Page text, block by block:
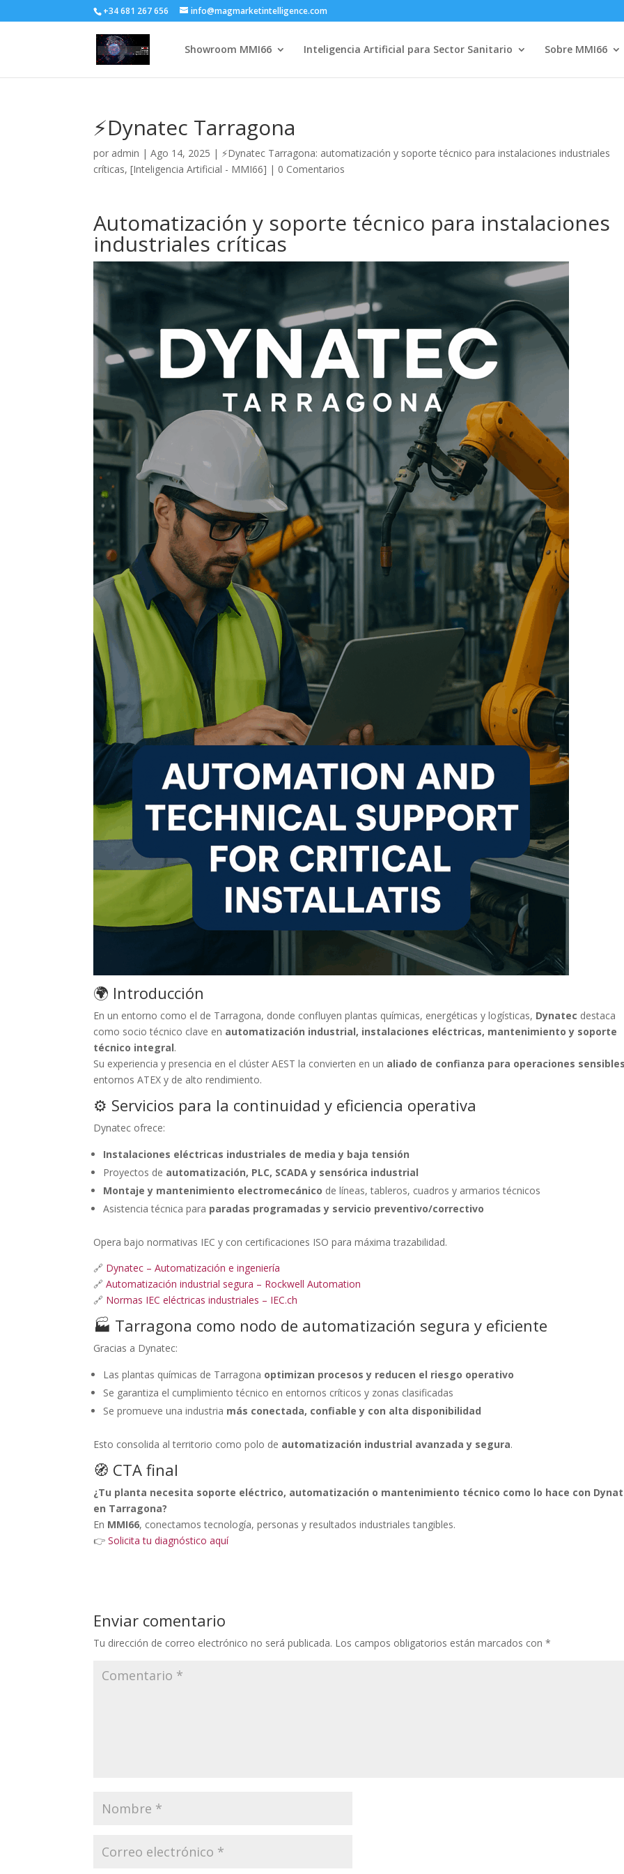
+34 681 267 656 info@magmarketintelligence.com
Showroom MMI66 Inteligencia Artificial para Sector Sanitario Sobre MMI66
⚡Dynatec Tarragona
por admin |Ago 14, 2025 | ⚡Dynatec Tarragona: automatización y soporte técnico para instalaciones industriales
críticas,[Inteligencia Artificial - MMI66] | 0 Comentarios
Automatización y soporte técnico para instalaciones
industriales críticas
🌍 Introducción
En un entorno como el de Tarragona, donde confluyen plantas químicas, energéticas y logísticas, Dynatec destaca
como socio técnico clave en automatización industrial, instalaciones eléctricas, mantenimiento y soporte
técnico integral.
Su experiencia y presencia en el clúster AEST la convierten en un aliado de confianza para operaciones
entornos ATEX y de alto rendimiento.
⚙️ Servicios para la continuidad y eficiencia operativa
Dynatec ofrece:
Instalaciones eléctricas industriales de media y baja tensión
Proyectos de automatización, PLC, SCADA y sensórica industrial
Montaje y mantenimiento electromecánico de líneas, tableros, cuadros y armarios técnicos
Asistencia técnica para paradas programadas y servicio preventivo/correctivo
Opera bajo normativas IEC y con certificaciones ISO para máxima trazabilidad.
🔗 Dynatec – Automatización e ingeniería
🔗Automatización industrial segura – Rockwell Automation
🔗 Normas IEC eléctricas industriales – IEC.ch
🏭 Tarragona como nodo de automatización segura y eficiente
Gracias a Dynatec:
Las plantas químicas de Tarragona optimizan procesos y reducen el riesgo operativo
Se garantiza el cumplimiento técnico en entornos críticos y zonas clasificadas
Se promueve una industria más conectada, confiable y con alta disponibilidad
Esto consolida al territorio como polo de automatización industrial avanzada y segura.
🧭 CTA final
¿Tu planta necesita soporte eléctrico, automatización o mantenimiento técnico como lo hace con
en Tarragona?
En MMI66, conectamos tecnología, personas y resultados industriales tangibles.
👉Solicita tu diagnóstico aquí
Enviar comentario
Tu dirección de correo electrónico no será publicada. Los campos obligatorios están marcados con*